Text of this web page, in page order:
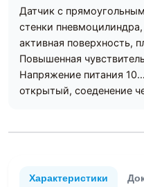
Датчик с
стенки
активная поверхность,
Повышенная
Напряжение питания
открытый, соеденение
Характеристики